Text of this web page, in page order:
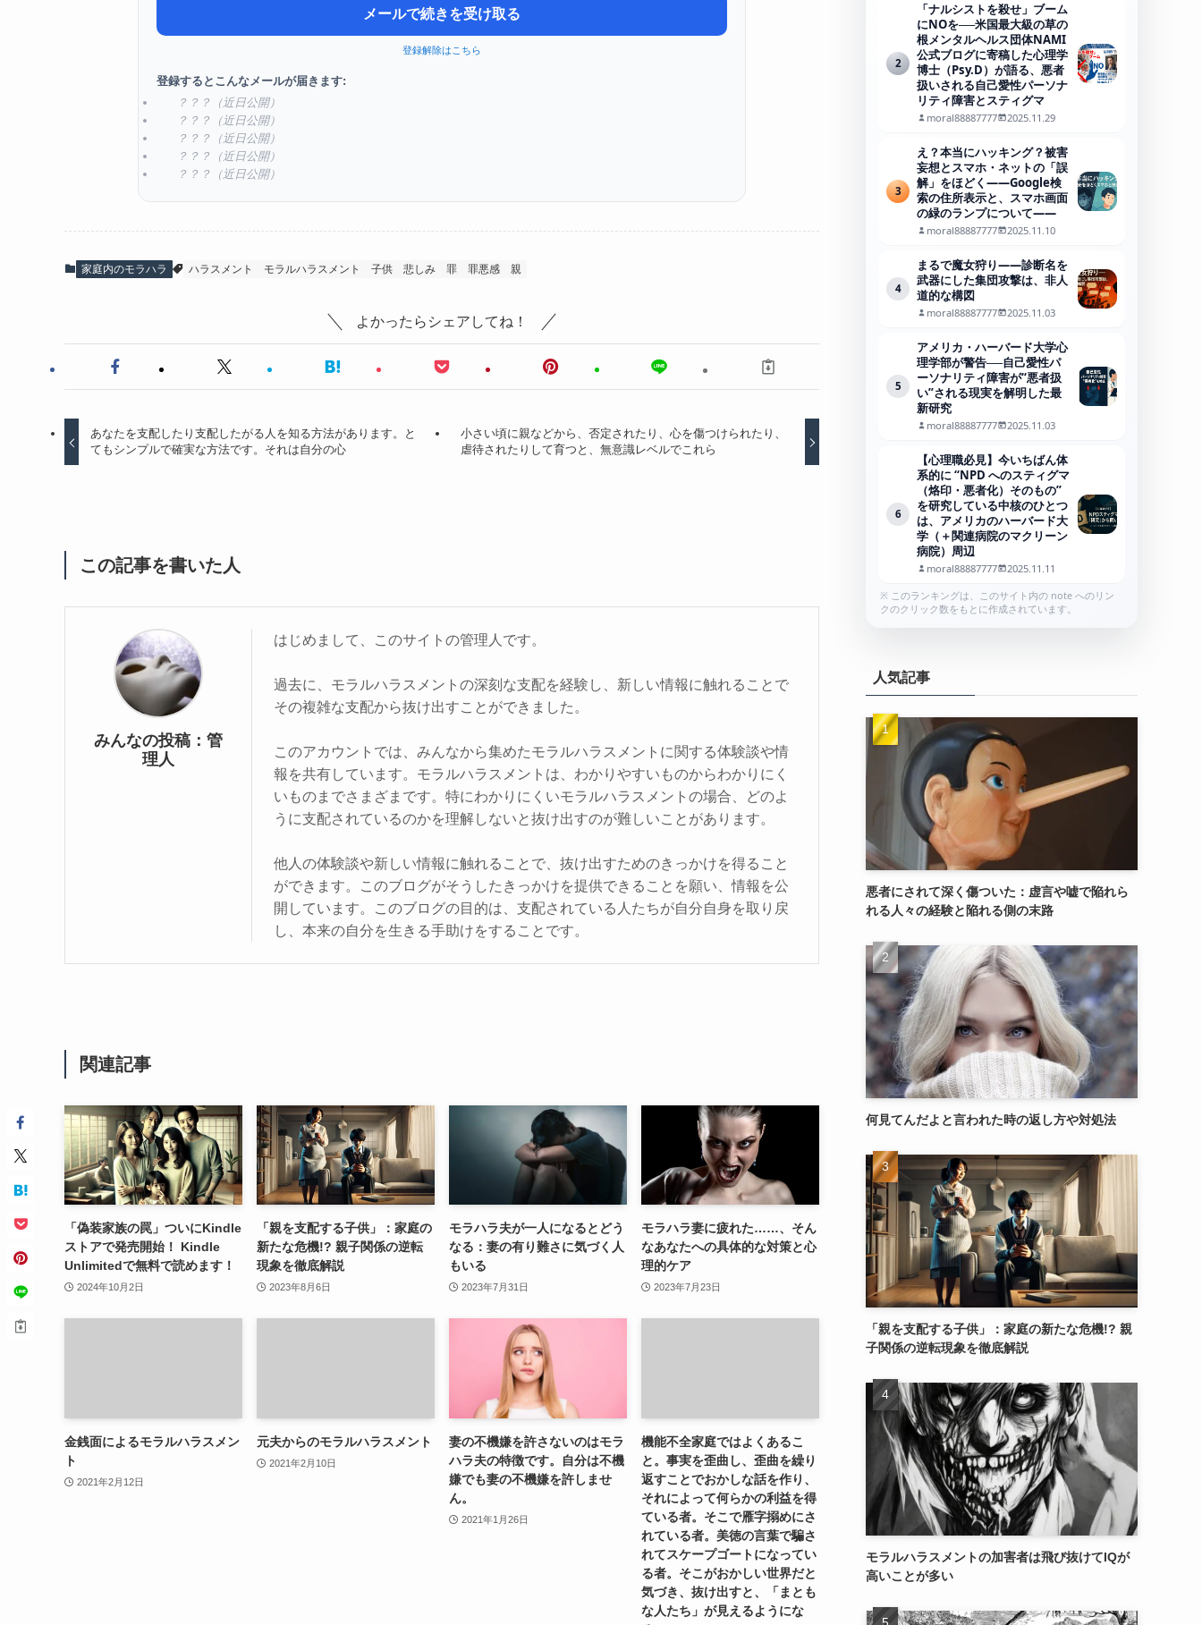
メールで続きを受け取る
登録解除はこちら
登録するとこんなメールが届きます:
？？？（近日公開）
？？？（近日公開）
？？？（近日公開）
？？？（近日公開）
？？？（近日公開）
家庭内のモラハラ ハラスメント モラルハラスメント 子供 悲しみ 罪 罪悪感 親
よかったらシェアしてね！
あなたを支配したり支配したがる人を知る方法があります。と
てもシンプルで確実な方法です。それは自分の心
小さい頃に親などから、否定されたり、心を傷つけられたり、
虐待されたりして育つと、無意識レベルでこれら
この記事を書いた人
みんなの投稿：管
理人
はじめまして、このサイトの管理人です。
過去に、モラルハラスメントの深刻な支配を経験し、新しい情報に触れることで
その複雑な支配から抜け出すことができました。
このアカウントでは、みんなから集めたモラルハラスメントに関する体験談や情
報を共有しています。モラルハラスメントは、わかりやすいものからわかりにく
いものまでさまざまです。特にわかりにくいモラルハラスメントの場合、どのよ
うに支配されているのかを理解しないと抜け出すのが難しいことがあります。
他人の体験談や新しい情報に触れることで、抜け出すためのきっかけを得ること
ができます。このブログがそうしたきっかけを提供できることを願い、情報を公
開しています。このブログの目的は、支配されている人たちが自分自身を取り戻
し、本来の自分を生きる手助けをすることです。
関連記事
「偽装家族の罠」ついにKindle
ストアで発売開始！ Kindle
Unlimitedで無料で読めます！
2024年10月2日
「親を支配する子供」：家庭の
新たな危機!? 親子関係の逆転
現象を徹底解説
2023年8月6日
モラハラ夫が一人になるとどう
なる：妻の有り難さに気づく人
もいる
2023年7月31日
モラハラ妻に疲れた……、そん
なあなたへの具体的な対策と心
理的ケア
2023年7月23日
金銭面によるモラルハラスメン
ト
2021年2月12日
元夫からのモラルハラスメント
2021年2月10日
妻の不機嫌を許さないのはモラ
ハラ夫の特徴です。自分は不機
嫌でも妻の不機嫌を許しませ
ん。
2021年1月26日
機能不全家庭ではよくあるこ
と。事実を歪曲し、歪曲を繰り
返すことでおかしな話を作り、
それによって何らかの利益を得
ている者。そこで雁字搦めにさ
れている者。美徳の言葉で騙さ
れてスケープゴートになってい
る者。そこがおかしい世界だと
気づき、抜け出すと、「まとも
な人たち」が見えるようにな
2
「ナルシストを殺せ」ブーム
にNOを──米国最大級の草の
根メンタルヘルス団体NAMI
公式ブログに寄稿した心理学
博士（Psy.D）が語る、悪者
扱いされる自己愛性パーソナ
リティ障害とスティグマ
moral88887777 2025.11.29
3
え？本当にハッキング？被害
妄想とスマホ・ネットの「誤
解」をほどく――Google検
索の住所表示と、スマホ画面
の緑のランプについて――
moral88887777 2025.11.10
4
まるで魔女狩り——診断名を
武器にした集団攻撃は、非人
道的な構図
moral88887777 2025.11.03
5
アメリカ・ハーバード大学心
理学部が警告──自己愛性パ
ーソナリティ障害が“悪者扱
い”される現実を解明した最
新研究
moral88887777 2025.11.03
6
【心理職必見】今いちばん体
系的に “NPD へのスティグマ
（烙印・悪者化）そのもの”
を研究している中核のひとつ
は、アメリカのハーバード大
学（＋関連病院のマクリーン
病院）周辺
moral88887777
2025.11.11
※ このランキングは、このサイト内の note へのリン
クのクリック数をもとに作成されています。
人気記事
悪者にされて深く傷ついた：虚言や嘘で陥れら
れる人々の経験と陥れる側の末路
何見てんだよと言われた時の返し方や対処法
「親を支配する子供」：家庭の新たな危機!? 親
子関係の逆転現象を徹底解説
モラルハラスメントの加害者は飛び抜けてIQが
高いことが多い